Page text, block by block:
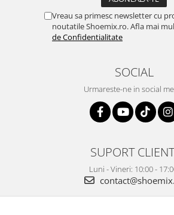
Vreau sa primesc newsletter cu
noutatile Shoemix.ro. Afla mai
de Confidentialitate
SOCIAL
Urmareste-ne in social
SUPORT
Luni - Vineri: 10:00 -